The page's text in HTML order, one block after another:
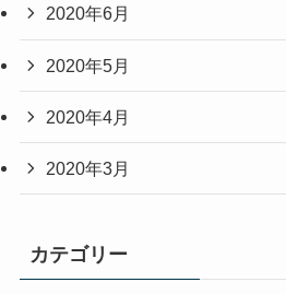
2020年6月
2020年5月
2020年4月
2020年3月
カテゴリー